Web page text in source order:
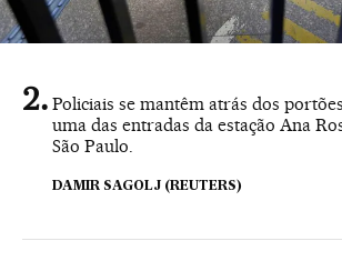
Policiais se mantêm atrás dos
uma das entradas da estação Ana
São Paulo.
DAMIR SAGOLJ (REUTERS)